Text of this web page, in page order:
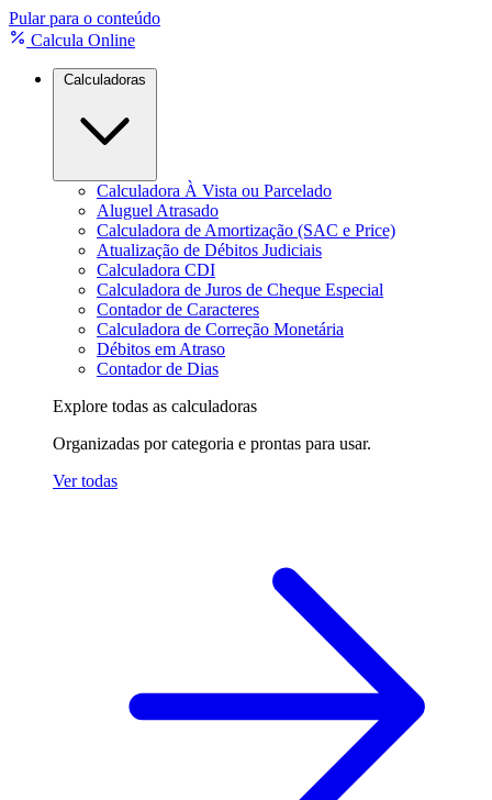
Pular para o conteúdo
Calcula Online
Calculadora À Vista ou Parcelado
Aluguel Atrasado
Calculadora de Amortização (SAC e Price)
Atualização de Débitos Judiciais
Calculadora CDI
Calculadora de Juros de Cheque Especial
Contador de Caracteres
Calculadora de Correção Monetária
Débitos em Atraso
Contador de Dias
Explore todas as calculadoras
Organizadas por categoria e prontas para usar.
Ver todas